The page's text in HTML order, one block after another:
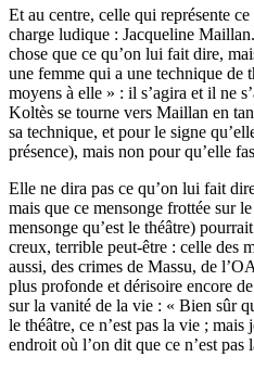
Et au centre, celle qui représente
charge ludique : Jacqueline
chose que ce qu’on lui fait dire,
une femme qui a une technique de
moyens à elle » : il s’agira et il ne
Koltès se tourne vers Maillan en
sa technique, et pour le signe
présence), mais non pour qu’elle
Elle ne dira pas ce qu’on lui fait
mais que ce mensonge frottée sur
mensonge qu’est le théâtre)
creux, terrible peut-être : celle des
aussi, des crimes de Massu, de
plus profonde et dérisoire encore
sur la vanité de la vie : « Bien sûr
le théâtre, ce n’est pas la vie ; mais
endroit où l’on dit que ce n’est